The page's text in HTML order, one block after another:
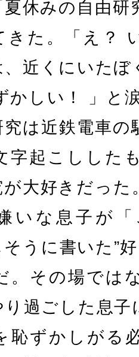
休みの自由
きた。「え？
、近くにいた
かしい！ 」と
は近鉄電車の
字起こしした
大好きだっ
いな息子が
うに書いた”
。その場では
り過ごした息
恥ずかしがる